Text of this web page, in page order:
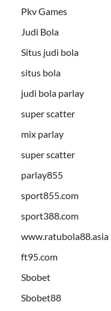
Pkv Games
Judi Bola
Situs judi bola
situs bola
judi bola parlay
super scatter
mix parlay
super scatter
parlay855
sport855.com
sport388.com
www.ratubola88.asia
ft95.com
Sbobet
Sbobet88